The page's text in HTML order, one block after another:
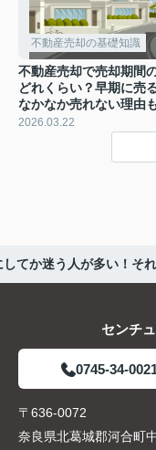
不動産売却の基礎知識
不動産売却で売却期間
どれくらい？早期に売
なかなか売れない理由
2026.03.22
てか迷う人が多い！そ
センチ
0745-34-
〒636-0072
奈良県北葛城郡河合町